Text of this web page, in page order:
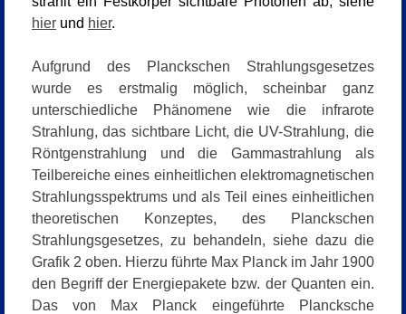
hier und hier.
Aufgrund des Planckschen Strahlungsgesetzes
wurde es erstmalig möglich, scheinbar ganz
unterschiedliche Phänomene wie die infrarote
Strahlung, das sichtbare Licht, die UV-Strahlung, die
Röntgenstrahlung und die Gammastrahlung als
Teilbereiche eines einheitlichen elektromagnetischen
Strahlungsspektrums und als Teil eines einheitlichen
theoretischen Konzeptes, des Planckschen
Strahlungsgesetzes, zu behandeln, siehe dazu die
Grafik 2 oben. Hierzu führte Max Planck im Jahr 1900
den Begriff der Energiepakete bzw. der Quanten ein.
Das von Max Planck eingeführte Plancksche